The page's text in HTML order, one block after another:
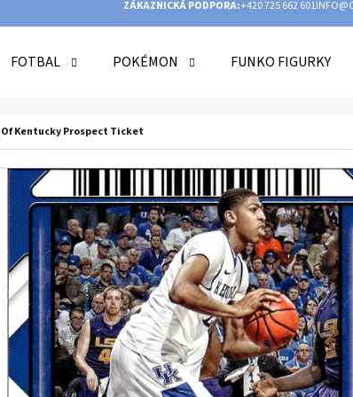
ZÁKAZNICKÁ PODPORA:+420 725 662 601
FOTBAL POKÉMON FUNKO FIGURKY
Kentucky Prospect Ticket
HLEDAT